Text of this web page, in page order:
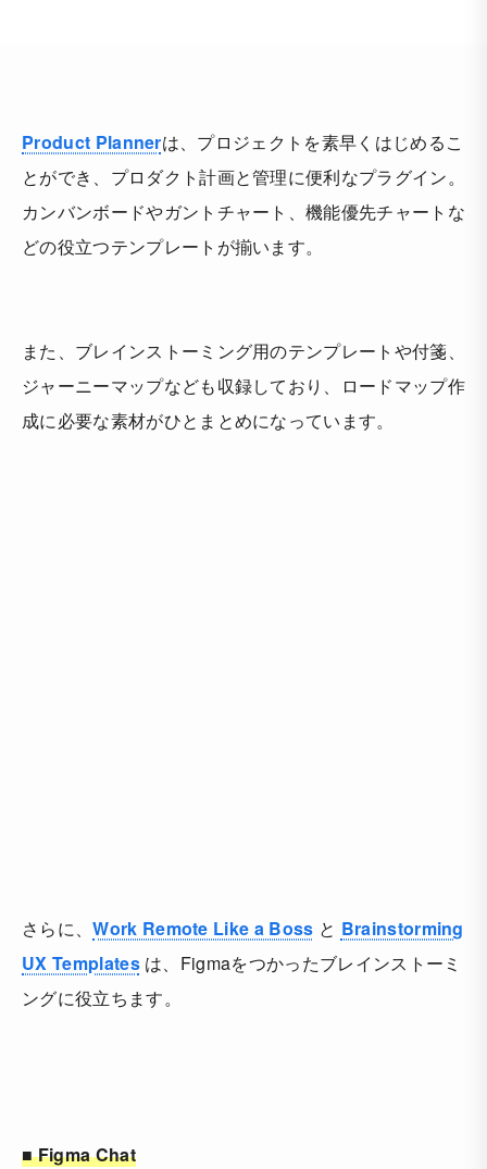
Product Plannerは、プロジェクトを素早くはじめるこ
とができ、プロダクト計画と管理に便利なプラグイン。
カンバンボードやガントチャート、機能優先チャートな
どの役立つテンプレートが揃います。
また、ブレインストーミング用のテンプレートや付箋、
ジャーニーマップなども収録しており、ロードマップ作
成に必要な素材がひとまとめになっています。
さらに、Work Remote Like a Boss と Brainstorming
UX Templatesは、Figmaをつかったブレインストーミ
ングに役立ちます。
■ Figma Chat